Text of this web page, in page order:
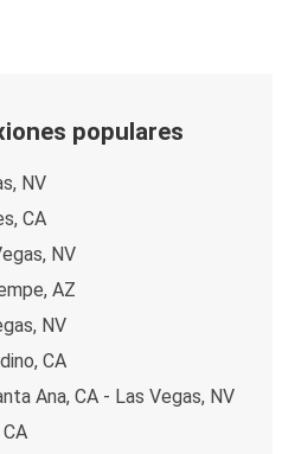
es muy fácil: en este sitio
como tarjeta de crédito,
de venta.
populares
NV
CA
NV
AZ
NV
CA
Ana, CA - Las Vegas, NV